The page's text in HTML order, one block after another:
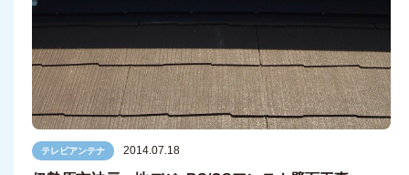
テレビアンテナ 2014.07.18